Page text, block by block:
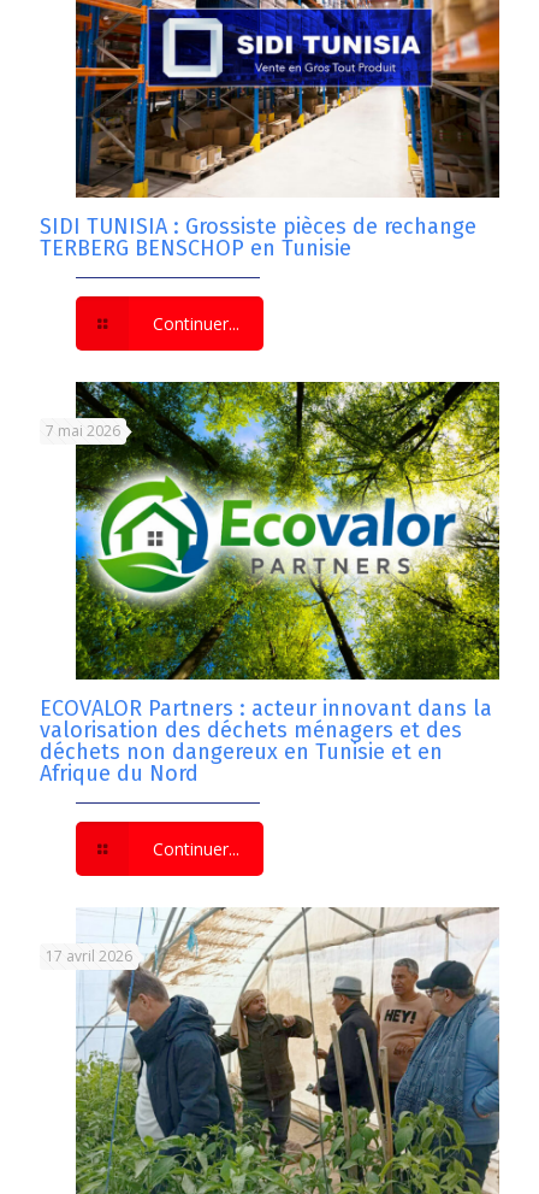
SIDI TUNISIA : Grossiste pièces de rechange
TERBERG BENSCHOP en Tunisie
Continuer...
7 mai 2026
ECOVALOR Partners : acteur innovant dans la
valorisation des déchets ménagers et des
déchets non dangereux en Tunisie et en
Afrique du Nord
Continuer...
17 avril 2026